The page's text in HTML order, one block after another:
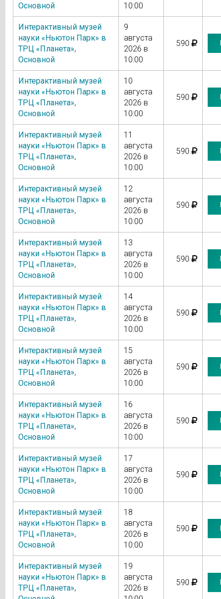
Основной
10:00
Интерактивный музей
науки «Ньютон Парк» в
ТРЦ «Планета»,
Основной
9
августа
2026 в
10:00
590
Интерактивный музей
науки «Ньютон Парк» в
ТРЦ «Планета»,
Основной
10
августа
2026 в
10:00
590
Интерактивный музей
науки «Ньютон Парк» в
ТРЦ «Планета»,
Основной
11
августа
2026 в
10:00
590
Интерактивный музей
науки «Ньютон Парк» в
ТРЦ «Планета»,
Основной
12
августа
2026 в
10:00
590
Интерактивный музей
науки «Ньютон Парк» в
ТРЦ «Планета»,
Основной
13
августа
2026 в
10:00
590
Интерактивный музей
науки «Ньютон Парк» в
ТРЦ «Планета»,
Основной
14
августа
2026 в
10:00
590
Интерактивный музей
науки «Ньютон Парк» в
ТРЦ «Планета»,
Основной
15
августа
2026 в
10:00
590
Интерактивный музей
науки «Ньютон Парк» в
ТРЦ «Планета»,
Основной
16
августа
2026 в
10:00
590
Интерактивный музей
науки «Ньютон Парк» в
ТРЦ «Планета»,
Основной
17
августа
2026 в
10:00
590
Интерактивный музей
науки «Ньютон Парк» в
ТРЦ «Планета»,
Основной
18
августа
2026 в
10:00
590
Интерактивный музей
науки «Ньютон Парк» в
ТРЦ «Планета»,
19
августа
2026 в
590